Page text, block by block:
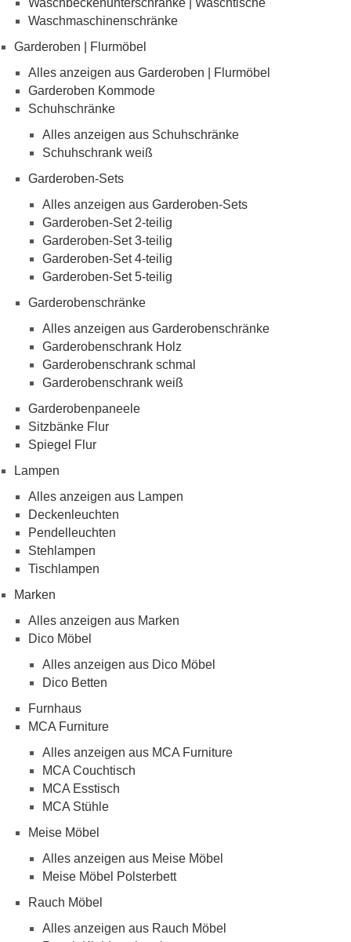
Waschbeckenunterschränke | Waschtische
Waschmaschinenschränke
Garderoben | Flurmöbel
Alles anzeigen aus Garderoben | Flurmöbel
Garderoben Kommode
Schuhschränke
Alles anzeigen aus Schuhschränke
Schuhschrank weiß
Garderoben-Sets
Alles anzeigen aus Garderoben-Sets
Garderoben-Set 2-teilig
Garderoben-Set 3-teilig
Garderoben-Set 4-teilig
Garderoben-Set 5-teilig
Garderobenschränke
Alles anzeigen aus Garderobenschränke
Garderobenschrank Holz
Garderobenschrank schmal
Garderobenschrank weiß
Garderobenpaneele
Sitzbänke Flur
Spiegel Flur
Lampen
Alles anzeigen aus Lampen
Deckenleuchten
Pendelleuchten
Stehlampen
Tischlampen
Marken
Alles anzeigen aus Marken
Dico Möbel
Alles anzeigen aus Dico Möbel
Dico Betten
Furnhaus
MCA Furniture
Alles anzeigen aus MCA Furniture
MCA Couchtisch
MCA Esstisch
MCA Stühle
Meise Möbel
Alles anzeigen aus Meise Möbel
Meise Möbel Polsterbett
Rauch Möbel
Alles anzeigen aus Rauch Möbel